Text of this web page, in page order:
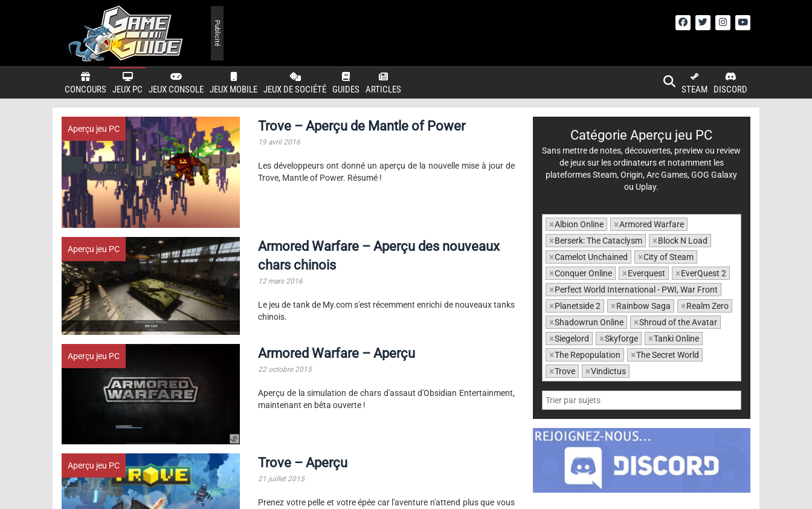
CONCOURS JEUX PC JEUX CONSOLE JEUX MOBILE JEUX DE SOCIÉTÉ GUIDES ARTICLES DISCORD
STEAM
Publicité
Aperçu jeu PC Trove – Aperçu de Mantle of Power
19 avril 2016
Les développeurs ont donné un aperçu de la nouvelle mise à jour de
Trove, Mantle of Power. Résumé !
Aperçu jeu PC
Armored Warfare – Aperçu des nouveaux
chars chinois
12 mars 2016
Le jeu de tank de My.com s'est récemment enrichi de nouveaux tanks
chinois.
Aperçu jeu PC Armored Warfare – Aperçu
22 octobre 2015
Aperçu de la simulation de chars d'assaut d'Obsidian Entertainment,
maintenant en bêta ouverte !
Aperçu jeu PC Trove – Aperçu
21 juillet 2015
Prenez votre pelle et votre épée car l'aventure n'attend plus que vous
Catégorie Aperçu jeu PC
Sans mettre de notes, découvertes, preview ou review
de jeux sur les ordinateurs et notamment les
plateformes Steam, Origin, Arc Games, GOG Galaxy
ou Uplay.
×Albion Online ×Armored Warfare
×Berserk: The Cataclysm ×Block N Load
×Camelot Unchained ×City of Steam
×Conquer Online ×Everquest ×EverQuest 2
×Perfect World International - PWI, War Front
×Planetside 2 ×Rainbow Saga ×Realm Zero
×Shadowrun Online ×Shroud of the Avatar
×Siegelord ×Skyforge ×Tanki Online
×The Repopulation ×The Secret World
×Trove ×Vindictus